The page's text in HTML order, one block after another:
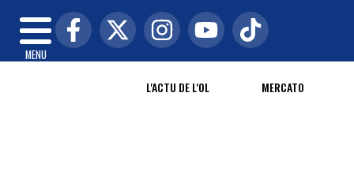
MENU
L'ACTU DE L'OL MERCATO